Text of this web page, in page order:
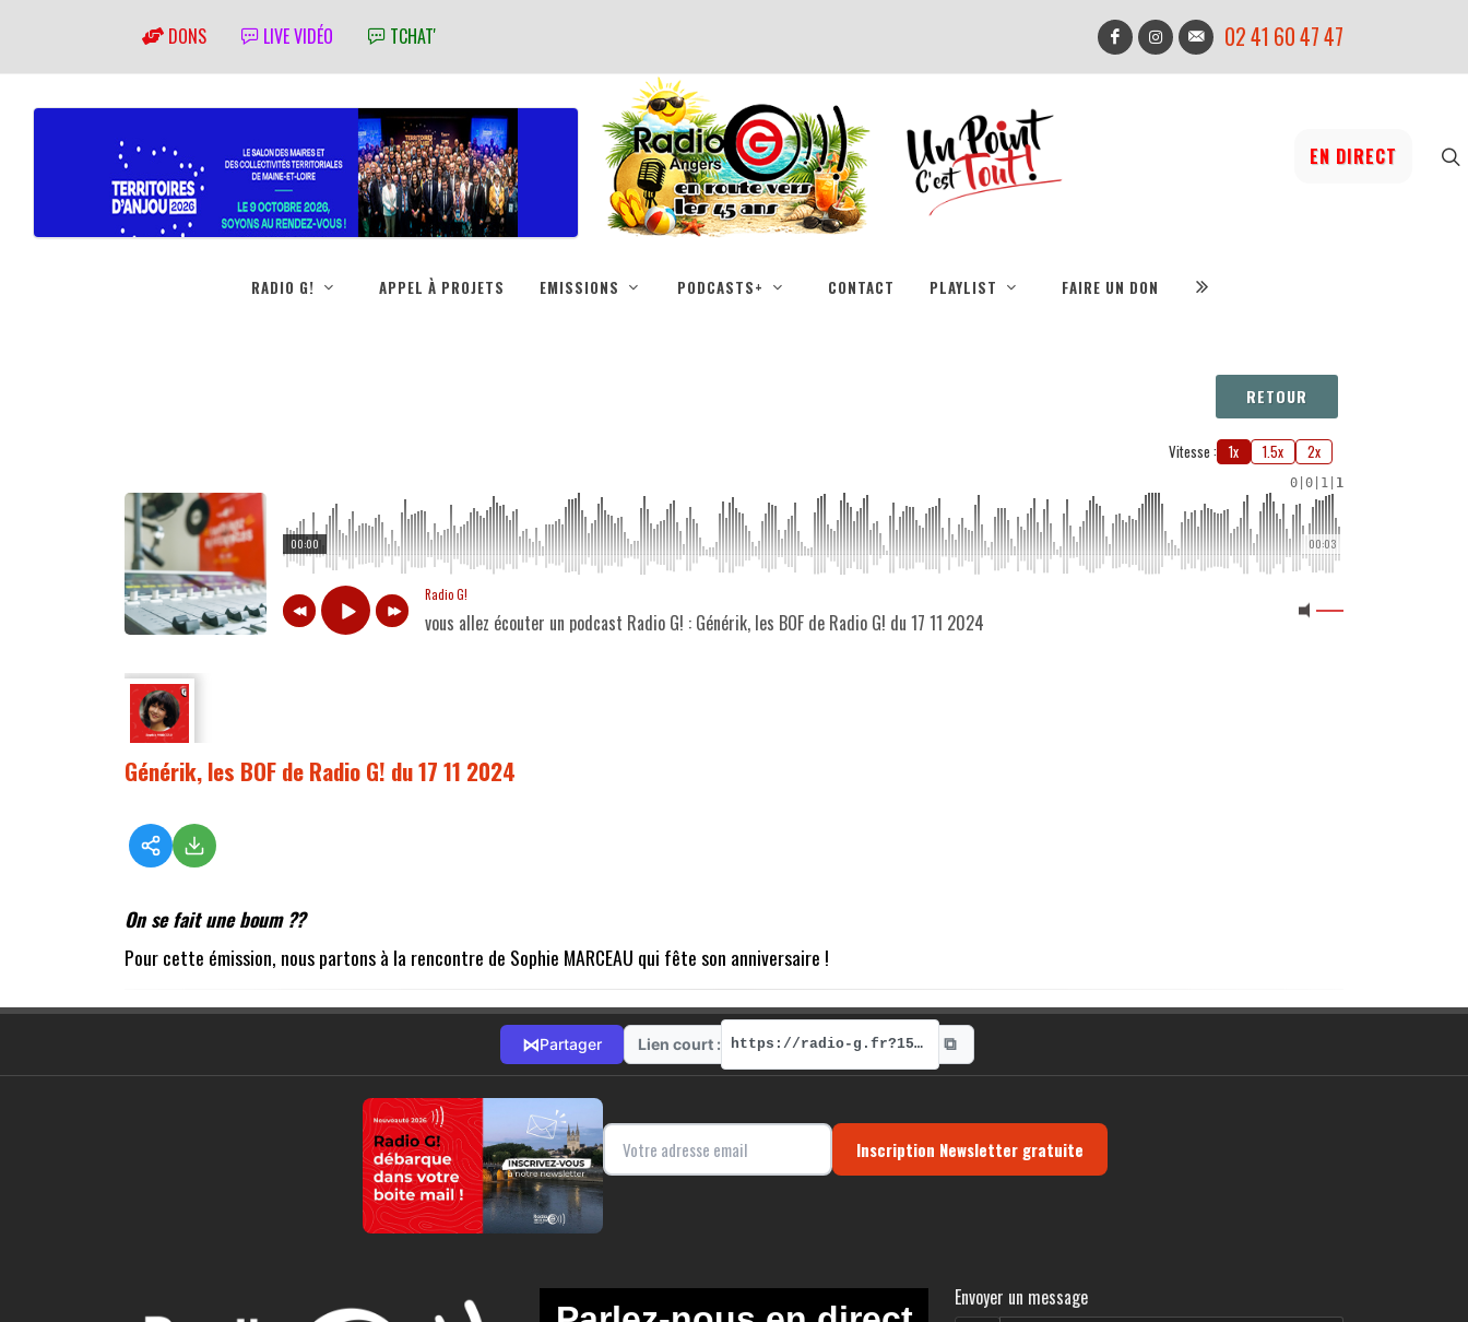
DONS LIVE VIDÉO TCHAT' 02 41 60 47 47
EN DIRECT
RADIO G! APPEL À PROJETS EMISSIONS PODCASTS+ CONTACT PLAYLIST FAIRE UN DON
RETOUR
Vitesse : 1x 1.5x 2x
0 0 1 1
00:03
00:00
Radio G!
vous allez écouter un podcast Radio G! : Générik, les BOF de Radio G! du 17 11 2024
Générik, les BOF de Radio G! du 17 11 2024
On se fait une boum ??
Pour cette émission, nous partons à la rencontre de Sophie MARCEAU qui fête son anniversaire !
⋈Partager Lien court : https://radio-g.fr?15990 ⧉
Inscription Newsletter gratuite
Envoyer un message